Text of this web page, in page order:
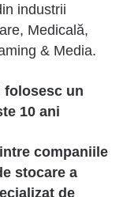
industrii
Medicală,
& Media.
folosesc un
10 ani
companiile
stocare a
de